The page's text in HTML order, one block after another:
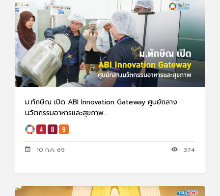
ม.ทักษิณ เปิด ABI Innovation Gateway ศูนย์กลาง
นวัตกรรมอาหารและสุขภาพ...
10 ก.ค. 69 374